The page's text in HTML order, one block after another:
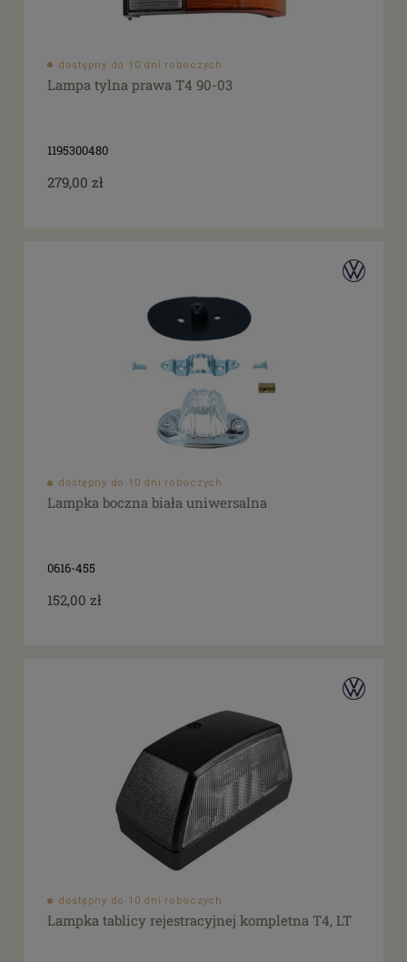
dostępny do 10 dni roboczych
Lampa tylna prawa T4 90-03
1195300480
279,00 zł
dostępny do 10 dni roboczych
Lampka boczna biała uniwersalna
0616-455
152,00 zł
dostępny do 10 dni roboczych
Lampka tablicy rejestracyjnej kompletna T4, LT